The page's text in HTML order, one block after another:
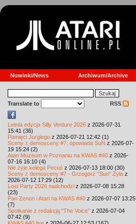
Nowinki/News Archiwum/Archive
Translate to RSS
Letnia edycja Silly Venture 2026 z 2026-07-31
15:41 (36)
Pamięci Jurgiego z 2026-07-21 12:42 (1)
Sceny z demosceny #7: opowiada SuN z 2026-07-
19 15:24 (2)
Atari Muzeum w Poznaniu na KWAS #40 z 2026-
07-16 16:10 (4)
Nie żyje kolega Pecuś z 2026-07-13 18:00 (30)
Sceny z demosceny #7 - Grzegorz "Sun" Żyła z
2026-07-12 17:29 (12)
Lost Party 2026 nadchodzi z 2026-07-08 15:28
(23)
Pan Zenon i Atari na KWAS #40 z 2026-07-07 13:25
(7)
Spotkanie z redakcją "The Voice" z 2026-07-04
07:42 (9)